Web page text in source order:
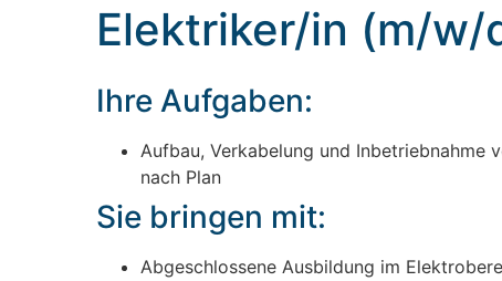
Elektriker/in (m/w/
Ihre Aufgaben:
Aufbau, Verkabelung und Inbetriebnahme
nach Plan
Sie bringen mit:
Abgeschlossene Ausbildung im